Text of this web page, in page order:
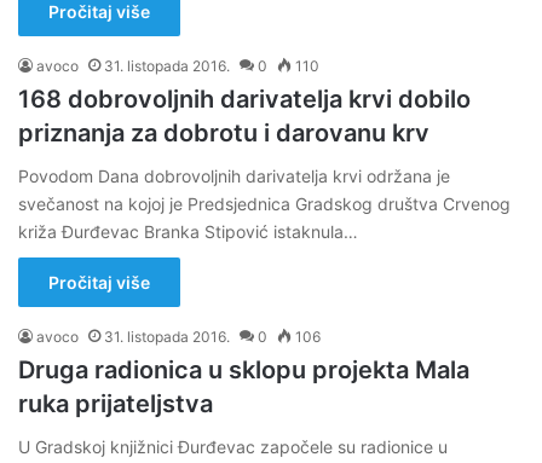
Pročitaj više
avoco 31. listopada 2016. 0 110
168 dobrovoljnih darivatelja krvi dobilo
priznanja za dobrotu i darovanu krv
Povodom Dana dobrovoljnih darivatelja krvi održana je
svečanost na kojoj je Predsjednica Gradskog društva Crvenog
križa Đurđevac Branka Stipović istaknula…
Pročitaj više
avoco 31. listopada 2016. 0 106
Druga radionica u sklopu projekta Mala
ruka prijateljstva
U Gradskoj knjižnici Đurđevac započele su radionice u